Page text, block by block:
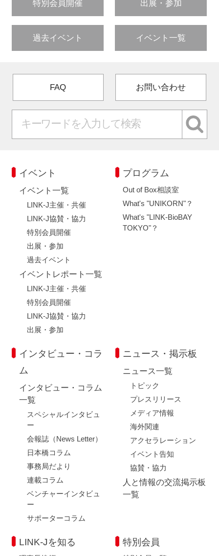
特別会員開催 出展・参加
過去イベント イベント一覧
FAQ お問い合わせ
イベント
イベント一覧
LINK-J主催・共催
LINK-J協賛・協力
特別会員開催
出展・参加
過去イベント
イベントレポート一覧
LINK-J主催・共催
特別会員開催
LINK-J協賛・協力
出展・参加
プログラム
Out of Box相談室
What's "UNIKORN"？
What's "LINK-BioBAY
TOKYO"？
インタビュー・コラ
ム
インタビュー・コラム
一覧
スペシャルインタビュ
ー
会報誌（News Letter）
日本橋コラム
事務局だより
連載コラム
ベンチャーインタビュ
ー
サポーターコラム
ニュース・掲示板
ニュース一覧
トピック
プレスリリース
メディア情報
海外関連
アクセラレーション
イベント告知
協賛・協力
人と情報の交流掲示板
一覧
LINK-Jを知る 特別会員